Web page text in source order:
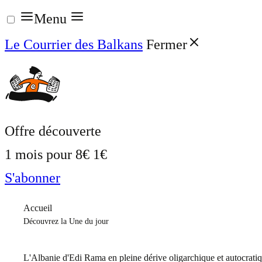
Aller
au
contenu
Menu
Le Courrier des Balkans Fermer
Offre découverte
1 mois pour 8€ 1€
S'abonner
Accueil
Découvrez la Une du jour
L'Albanie d'Edi Rama en pleine dérive oligarchique et